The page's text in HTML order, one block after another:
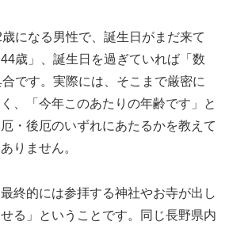
になる男性で、誕生日がまだ来て
歳」、誕生日を過ぎていれば「数
です。実際には、そこまで厳密に
、「今年このあたりの年齢です」と
・後厄のいずれにあたるかを教えて
りません。
終的には参拝する神社やお寺が出し
る」ということです。同じ長野県内